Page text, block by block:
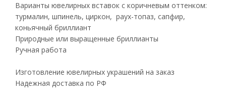
Варианты ювелирных вставок с коричневым оттенком:
турмалин, шпинель, циркон, раух-топаз, сапфир,
коньячный бриллиант
Природные или выращенные бриллианты
Ручная работа
Изготовление ювелирных украшений на заказ
Надежная доставка по РФ